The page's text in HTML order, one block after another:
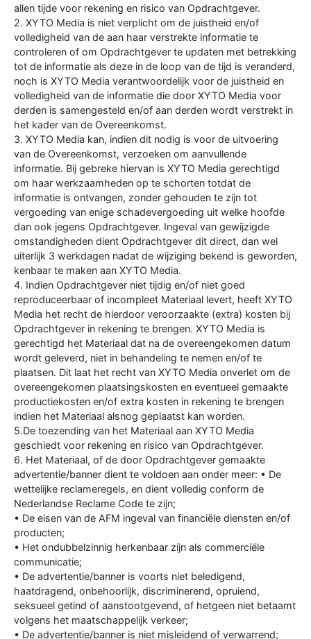
allen tijde voor rekening en risico van Opdrachtgever.
2. XYTO Media is niet verplicht om de juistheid en/of
volledigheid van de aan haar verstrekte informatie te
controleren of om Opdrachtgever te updaten met betrekking
tot de informatie als deze in de loop van de tijd is veranderd,
noch is XYTO Media verantwoordelijk voor de juistheid en
volledigheid van de informatie die door XYTO Media voor
derden is samengesteld en/of aan derden wordt verstrekt in
het kader van de Overeenkomst.
3. XYTO Media kan, indien dit nodig is voor de uitvoering
van de Overeenkomst, verzoeken om aanvullende
informatie. Bij gebreke hiervan is XYTO Media gerechtigd
om haar werkzaamheden op te schorten totdat de
informatie is ontvangen, zonder gehouden te zijn tot
vergoeding van enige schadevergoeding uit welke hoofde
dan ook jegens Opdrachtgever. Ingeval van gewijzigde
omstandigheden dient Opdrachtgever dit direct, dan wel
uiterlijk 3 werkdagen nadat de wijziging bekend is geworden,
kenbaar te maken aan XYTO Media.
4. Indien Opdrachtgever niet tijdig en/of niet goed
reproduceerbaar of incompleet Materiaal levert, heeft XYTO
Media het recht de hierdoor veroorzaakte (extra) kosten bij
Opdrachtgever in rekening te brengen. XYTO Media is
gerechtigd het Materiaal dat na de overeengekomen datum
wordt geleverd, niet in behandeling te nemen en/of te
plaatsen. Dit laat het recht van XYTO Media onverlet om de
overeengekomen plaatsingskosten en eventueel gemaakte
productiekosten en/of extra kosten in rekening te brengen
indien het Materiaal alsnog geplaatst kan worden.
5.De toezending van het Materiaal aan XYTO Media
geschiedt voor rekening en risico van Opdrachtgever.
6. Het Materiaal, of de door Opdrachtgever gemaakte
advertentie/banner dient te voldoen aan onder meer: • De
wettelijke reclameregels, en dient volledig conform de
Nederlandse Reclame Code te zijn;
• De eisen van de AFM ingeval van financiële diensten en/of
producten;
• Het ondubbelzinnig herkenbaar zijn als commerciële
communicatie;
• De advertentie/banner is voorts niet beledigend,
haatdragend, onbehoorlijk, discriminerend, opruiend,
seksueel getind of aanstootgevend, of hetgeen niet betaamt
volgens het maatschappelijk verkeer;
• De advertentie/banner is niet misleidend of verwarrend;